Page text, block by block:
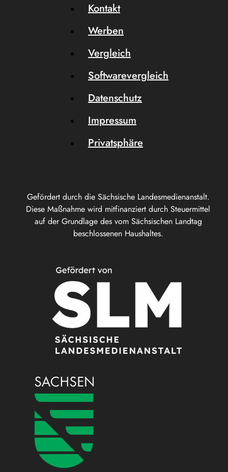
Gefördert durch die Sächsische Landesmedienanstalt.
Diese Maßnahme wird mitfinanziert durch Steuermittel
auf der Grundlage des vom Sächsischen Landtag
beschlossenen Haushaltes.
Kontakt
Werben
Vergleich
Softwarevergleich
Datenschutz
Impressum
Privatsphäre